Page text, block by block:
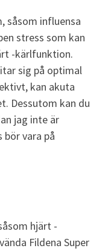
såsom influensa
stress som kan
-kärlfunktion.
sig på optimal
kan akuta
Dessutom kan du
jag inte är
vara på
hjärt -
Fildena Super